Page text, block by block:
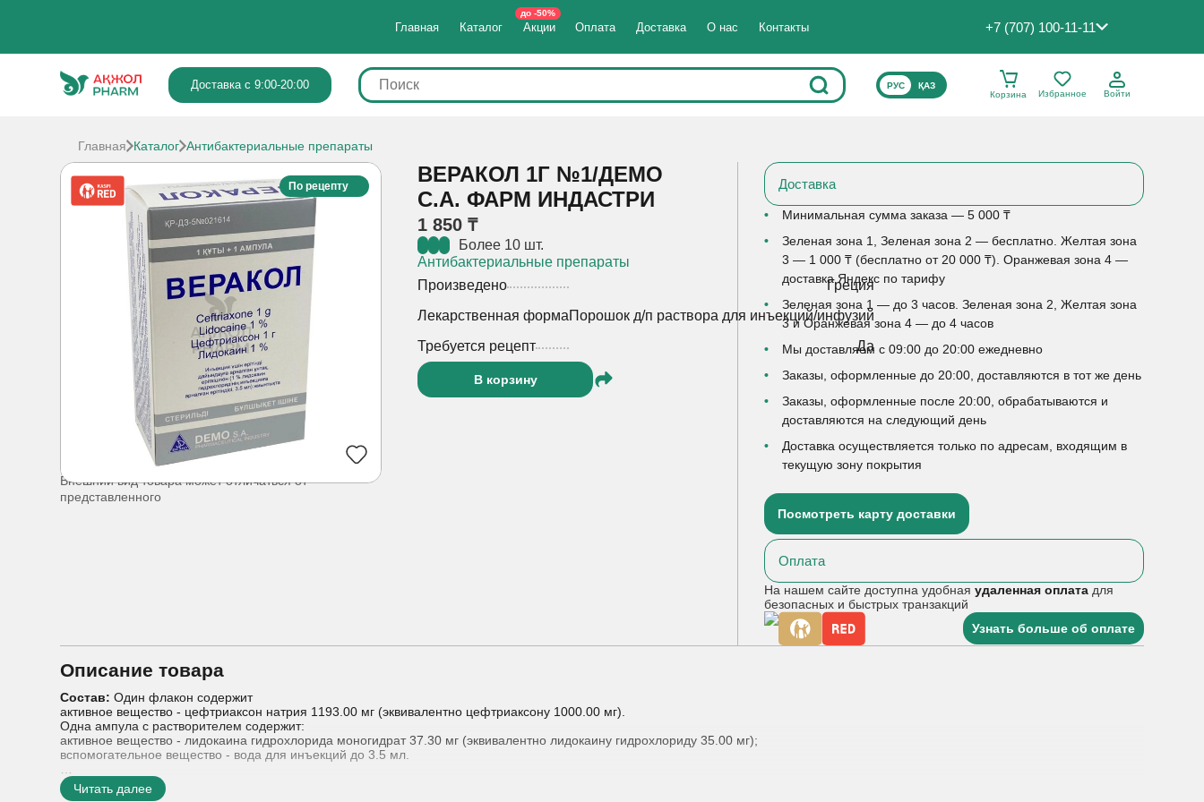
Главная Каталог Акции
до -50%
Оплата Доставка О нас Контакты +7 (707) 100-11-11
Доставка с 9:00-20:00 ВЫБЕРИТЕ ЯЗЫК САЙТА
РУС
ҚАЗ
Корзина
Избранное Войти
Главная Каталог Антибактериальные препараты
По рецепту
Внешний вид товара может отличаться от
представленного
ВЕРАКОЛ 1Г №1/ДЕМО
С.А. ФАРМ ИНДАСТРИ
1 850 ₸
Более 10 шт.
Антибактериальные препараты
Произведено
Греция
Лекарственная формаПорошок д/п раствора для инъекций/инфузий
Требуется рецепт
Да
В корзину
Доставка
Минимальная сумма заказа — 5 000 ₸
Зеленая зона 1, Зеленая зона 2 — бесплатно. Желтая зона
3 — 1 000 ₸ (бесплатно от 20 000 ₸). Оранжевая зона 4 —
доставка Яндекс по тарифу
Зеленая зона 1 — до 3 часов. Зеленая зона 2, Желтая зона
3 и Оранжевая зона 4 — до 4 часов
Мы доставляем с 09:00 до 20:00 ежедневно
Заказы, оформленные до 20:00, доставляются в тот же день
Заказы, оформленные после 20:00, обрабатываются и
доставляются на следующий день
Доставка осуществляется только по адресам, входящим в
текущую зону покрытия
Посмотреть карту доставки
Оплата
На нашем сайте доступна удобнаяудаленная оплата для
безопасных и быстрых транзакций
Узнать больше об оплате
Описание товара
Состав:Один флакон содержит
активное вещество - цефтриаксон натрия 1193.00 мг (эквивалентно цефтриаксону 1000.00 мг).
Одна ампула с растворителем содержит:
активное вещество - лидокаина гидрохлорида моногидрат 37.30 мг (эквивалентно лидокаину гидрохлориду 35.00 мг);
вспомогательное вещество - вода для инъекций до 3.5 мл.
Лекарственная форма:
Читать далее